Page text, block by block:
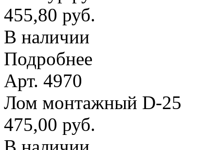
455,80 руб.
В наличии
Подробнее
Арт. 4970
Лом монтажный D-25
475,00 руб.